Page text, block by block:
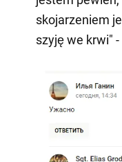
skojarzeniem
szyję we krwi"